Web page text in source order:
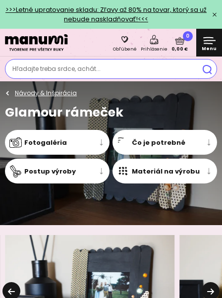
>>>Letné upratovanie skladu: Zľavy až 80% na tovar, ktorý sa už
nebude naskladňovať!<<<
Hľadajte treba srdce, achát...
Obľúbené Prihlásenie
0
0,00 € Menu
Návody & Inšpirácia
Glamour rámeček
Fotogaléria Čo je potrebné
Postup výroby Materiál na výrobu